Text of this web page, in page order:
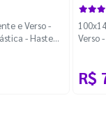
e Verso -
- Haste
Verso
R$